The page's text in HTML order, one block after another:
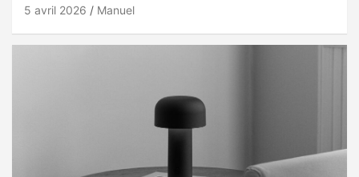
5 avril 2026 Manuel